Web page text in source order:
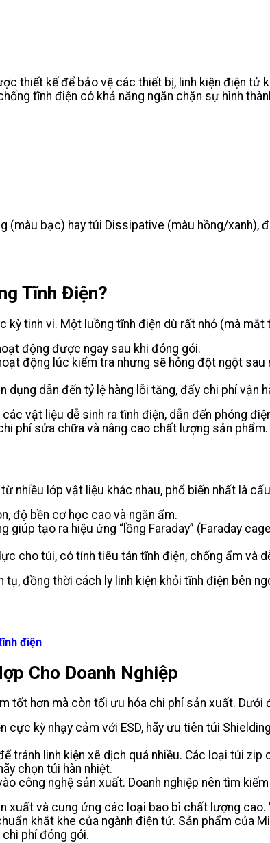
thiết kế để bảo vệ các thiết bị, linh kiện điện
tĩnh điện có khả năng ngăn chặn sự hình
(màu bạc) hay túi Dissipative (màu hồng/xanh),
Tĩnh Điện?
tinh vi. Một luồng tĩnh điện dù rất nhỏ (mà
động được ngay sau khi đóng gói.
động lúc kiểm tra nhưng sẽ hỏng đột ngột
dẫn đến tỷ lệ hàng lỗi tăng, đẩy chi phí vận
vật liệu dễ sinh ra tĩnh điện, dẫn đến phóng
phí sửa chữa và nâng cao chất lượng sản phẩm.
lớp vật liệu khác nhau, phổ biến nhất là
độ bền cơ học cao và ngăn ẩm.
giúp tạo ra hiệu ứng “lồng Faraday” (Faraday
cho túi, có tính tiêu tán tĩnh điện, chống ẩm và
đồng thời cách ly linh kiện khỏi tĩnh điện bên
điện
Cho Doanh Nghiệp
tốt hơn mà còn tối ưu hóa chi phí sản xuất. Dưới
cực kỳ nhạy cảm với ESD, hãy ưu tiên túi
tránh linh kiện xê dịch quá nhiều. Các loại túi
chọn túi hàn nhiệt.
công nghệ sản xuất. Doanh nghiệp nên tìm
xuất và cung ứng các loại bao bì chất lượng
khắt khe của ngành điện tử. Sản phẩm của
phí đóng gói.